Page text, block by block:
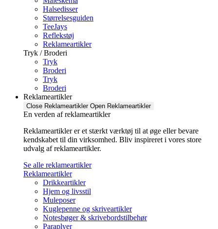
Halsedisser
Størrelsesguiden
TeeJays
Reflekstøj
Reklameartikler
Tryk / Broderi
Tryk
Broderi
Tryk
Broderi
Reklameartikler
Close Reklameartikler Open Reklameartikler
En verden af reklameartikler ​
Reklameartikler er et stærkt værktøj til at øge eller bevare
kendskabet til din virksomhed. Bliv inspireret i vores store
udvalg af reklameartikler.
Se alle reklameartikler
Reklameartikler
Drikkeartikler
Hjem og livsstil
Muleposer
Kuglepenne og skriveartikler
Notesbøger & skrivebordstilbehør
Paraplyer